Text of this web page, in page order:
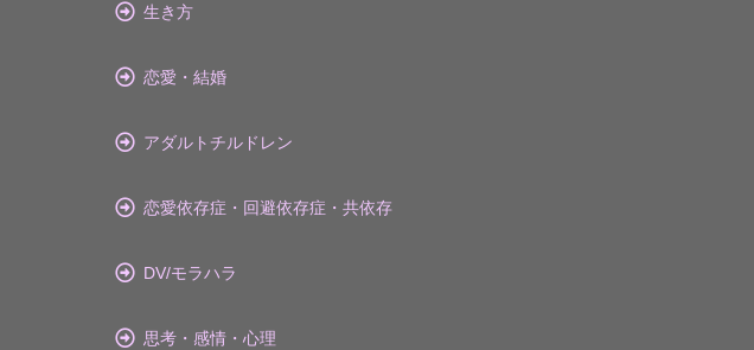
生き方
恋愛・結婚
アダルトチルドレン
恋愛依存症・回避依存症・共依存
DV/モラハラ
思考・感情・心理